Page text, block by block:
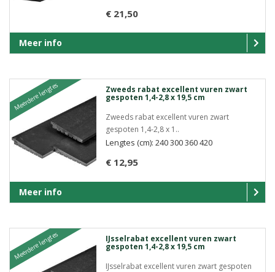
€ 21,50
Meer info
Meerdere lengtes Zweeds rabat excellent vuren zwart
gespoten 1,4-2,8 x 19,5 cm
Zweeds rabat excellent vuren zwart
gespoten 1,4-2,8 x 1..
€ 12,95
Lengtes (cm): 240 300 360 420
Meer info
Meerdere lengtes IJsselrabat excellent vuren zwart
gespoten 1,4-2,8 x 19,5 cm
IJsselrabat excellent vuren zwart gespoten